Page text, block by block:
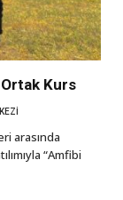
Kurs
arasında
“Amfibi